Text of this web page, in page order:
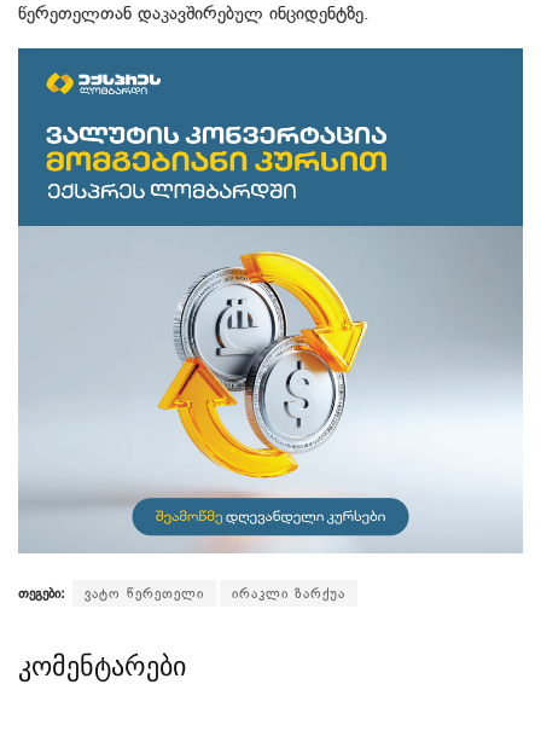
წერეთელთან დაკავშირებულ ინციდენტზე.
თეგები: ვატო წერეთელი ირაკლი ზარქუა
კომენტარები